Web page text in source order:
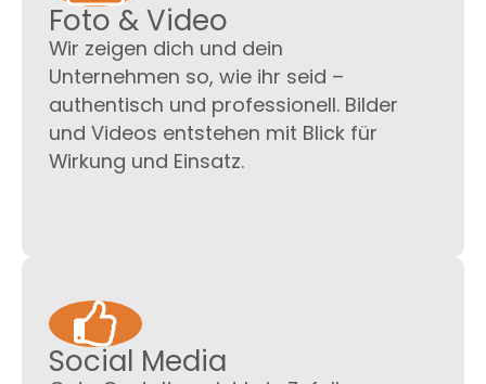
Foto & Video
Wir zeigen dich und dein
Unternehmen so, wie ihr seid –
authentisch und professionell. Bilder
und Videos entstehen mit Blick für
Wirkung und Einsatz.
Social Media